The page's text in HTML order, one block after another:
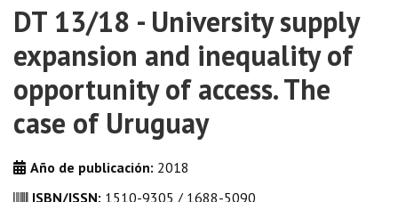
DT 13/18 - University supply
expansion and inequality of
opportunity of access. The
case of Uruguay
Año de publicación: 2018
ISBN/ISSN: 1510-9305 / 1688-5090